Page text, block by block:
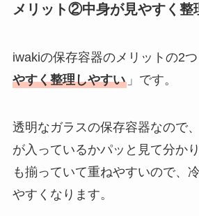
メリット②中身が見やすく整
iwakiの保存容器のメリットの2つ
やすく整理しやすい」です。
透明なガラスの保存容器なので
が入っているかパッと見て分か
も揃っていて重ねやすいので、
やすくなります。